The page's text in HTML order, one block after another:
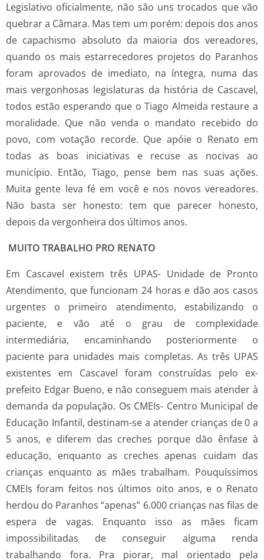
Legislativo oficialmente, não são uns trocados que vão
quebrar a Câmara. Mas tem um porém: depois dos anos
de capachismo absoluto da maioria dos vereadores,
quando os mais estarrecedores projetos do Paranhos
foram aprovados de imediato, na íntegra, numa das
mais vergonhosas legislaturas da história de Cascavel,
todos estão esperando que o Tiago Almeida restaure a
moralidade. Que não venda o mandato recebido do
povo, com votação recorde. Que apóie o Renato em
todas as boas iniciativas e recuse as nocivas ao
município. Então, Tiago, pense bem nas suas ações.
Muita gente leva fé em você e nos novos vereadores.
Não basta ser honesto: tem que parecer honesto,
depois da vergonheira dos últimos anos.
MUITO TRABALHO PRO RENATO
Em Cascavel existem três UPAS- Unidade de Pronto
Atendimento, que funcionam 24 horas e dão aos casos
urgentes o primeiro atendimento, estabilizando o
paciente, e vão até o grau de complexidade
intermediária, encaminhando posteriormente o
paciente para unidades mais completas. As três UPAS
existentes em Cascavel foram construídas pelo ex-
prefeito Edgar Bueno, e não conseguem mais atender à
demanda da população. Os CMEIs- Centro Municipal de
Educação Infantil, destinam-se a atender crianças de 0 a
5 anos, e diferem das creches porque dão ênfase à
educação, enquanto as creches apenas cuidam das
crianças enquanto as mães trabalham. Pouquíssimos
CMEIs foram feitos nos últimos oito anos, e o Renato
herdou do Paranhos “apenas” 6.000 crianças nas filas de
espera de vagas. Enquanto isso as mães ficam
impossibilitadas de conseguir alguma renda
trabalhando fora. Pra piorar, mal orientado pela